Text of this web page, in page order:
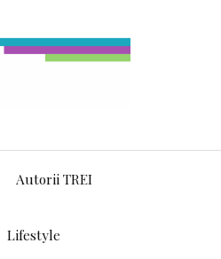
Autorii TREI
Lifestyle